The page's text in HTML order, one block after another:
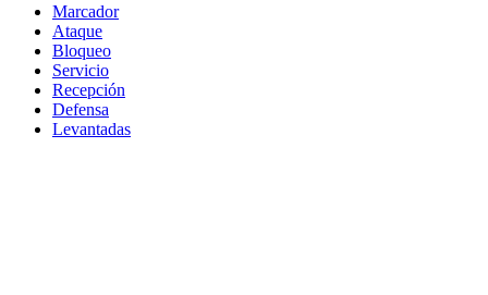
Marcador
Ataque
Bloqueo
Servicio
Recepción
Defensa
Levantadas